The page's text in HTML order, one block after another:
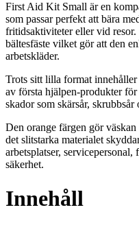
First Aid Kit Small är en
som passar perfekt att bära
fritidsaktiviteter eller vid resor.
bältesfäste vilket gör att den
arbetskläder.
Trots sitt lilla format
av första hjälpen-produkter
skador som skärsår,
Den orange färgen gör
det slitstarka materialet
arbetsplatser,
säkerhet.
Innehåll